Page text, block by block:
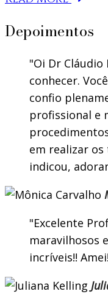
Depoimentos
Oi Dr
conhecer.
confio
profissional e
em realizar
indicou,
Excelente
maravilhosos
incríveis!!